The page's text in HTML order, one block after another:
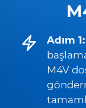
Adım 1:
M4V